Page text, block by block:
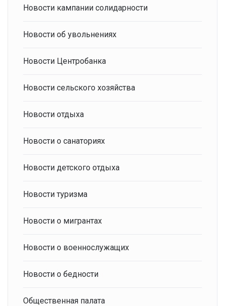
Новости кампании солидарности
Новости об увольнениях
Новости Центробанка
Новости сельского хозяйства
Новости отдыха
Новости о санаториях
Новости детского отдыха
Новости туризма
Новости о мигрантах
Новости о военнослужащих
Новости о бедности
Общественная палата